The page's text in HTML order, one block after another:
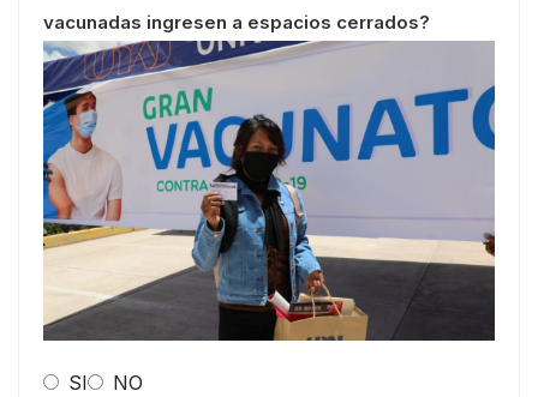
vacunadas ingresen a espacios cerrados?
SI NO